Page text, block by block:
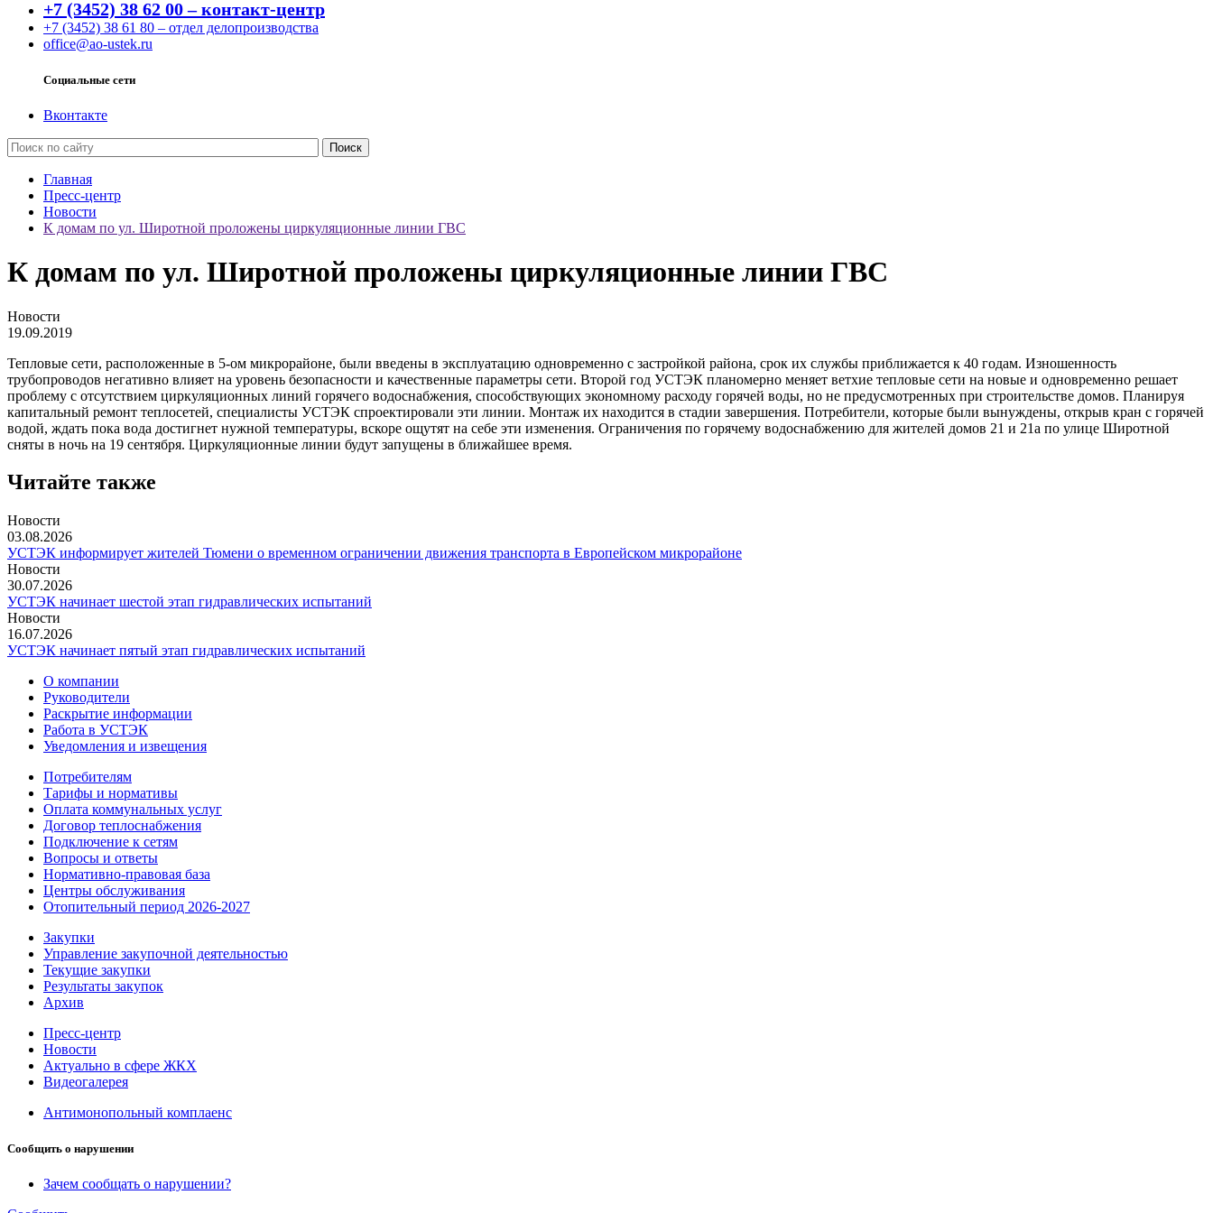
+7 (3452) 38 62 00 – контакт-центр
+7 (3452) 38 61 80 – отдел делопроизводства
office@ao-ustek.ru
Социальные сети
Вконтакте
Главная
Пресс-центр
Новости
К домам по ул. Широтной проложены циркуляционные линии ГВС
К домам по ул. Широтной проложены циркуляционные линии ГВС
Новости
19.09.2019
Тепловые сети, расположенные в 5-ом микрорайоне, были введены в эксплуатацию одновременно с застройкой района, срок их службы приближается к 40 годам. Изношенность
трубопроводов негативно влияет на уровень безопасности и качественные параметры сети. Второй год УСТЭК планомерно меняет ветхие тепловые сети на новые и одновременно решает
проблему с отсутствием циркуляционных линий горячего водоснабжения, способствующих экономному расходу горячей воды, но не предусмотренных при строительстве домов. Планируя
капитальный ремонт теплосетей, специалисты УСТЭК спроектировали эти линии. Монтаж их находится в стадии завершения. Потребители, которые были вынуждены, открыв кран с горячей
водой, ждать пока вода достигнет нужной температуры, вскоре ощутят на себе эти изменения. Ограничения по горячему водоснабжению для жителей домов 21 и 21а по улице Широтной
сняты в ночь на 19 сентября. Циркуляционные линии будут запущены в ближайшее время.
Читайте также
Новости
03.08.2026
УСТЭК информирует жителей Тюмени о временном ограничении движения транспорта в Европейском микрорайоне
Новости
30.07.2026
УСТЭК начинает шестой этап гидравлических испытаний
Новости
16.07.2026
УСТЭК начинает пятый этап гидравлических испытаний
О компании
Руководители
Раскрытие информации
Работа в УСТЭК
Уведомления и извещения
Потребителям
Тарифы и нормативы
Оплата коммунальных услуг
Договор теплоснабжения
Подключение к сетям
Вопросы и ответы
Нормативно-правовая база
Центры обслуживания
Отопительный период 2026-2027
Закупки
Управление закупочной деятельностью
Текущие закупки
Результаты закупок
Архив
Пресс-центр
Новости
Актуально в сфере ЖКХ
Видеогалерея
Антимонопольный комплаенс
Сообщить о нарушении
Зачем сообщать о нарушении?